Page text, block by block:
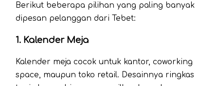
Berikut beberapa pilihan yang paling banyak
dipesan pelanggan dari Tebet:
1. Kalender Meja
Kalender meja cocok untuk kantor, coworking
space, maupun toko retail. Desainnya ringkas